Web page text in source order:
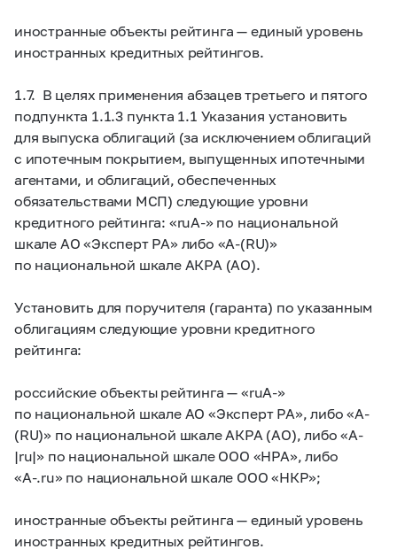
иностранные объекты рейтинга — единый уровень
иностранных кредитных рейтингов.
1.7. В целях применения абзацев третьего и пятого
подпункта 1.1.3 пункта 1.1 Указания установить
для выпуска облигаций (за исключением облигаций
с ипотечным покрытием, выпущенных ипотечными
агентами, и облигаций, обеспеченных
обязательствами МСП) следующие уровни
кредитного рейтинга: «ruA-» по национальной
шкале АО «Эксперт РА» либо «A-(RU)»
по национальной шкале АКРА (АО).
Установить для поручителя (гаранта) по указанным
облигациям следующие уровни кредитного
рейтинга:
российские объекты рейтинга — «ruA-»
по национальной шкале АО «Эксперт РА», либо «A-
(RU)» по национальной шкале АКРА (АО), либо «A-
|ru|» по национальной шкале ООО «НРА», либо
«A-.ru» по национальной шкале ООО «НКР»;
иностранные объекты рейтинга — единый уровень
иностранных кредитных рейтингов.